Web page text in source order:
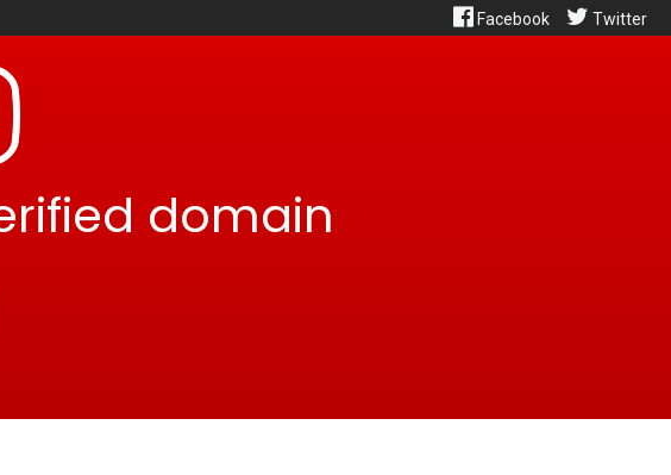
Facebook Twitter
domain